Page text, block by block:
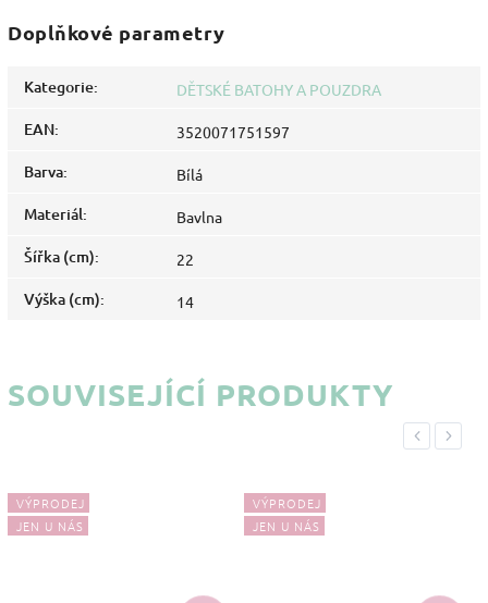
Doplňkové parametry
Kategorie: DĚTSKÉ BATOHY A POUZDRA
EAN: 3520071751597
Barva: Bílá
Materiál: Bavlna
Šířka (cm): 22
Výška (cm): 14
SOUVISEJÍCÍ PRODUKTY
Previous
VÝPRODEJ
JEN U NÁS
VÝPRODEJ
JEN U NÁS
Next